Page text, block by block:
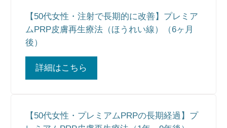
【50代女性・注射で長期的に改善】プレミア
ムPRP皮膚再生療法（ほうれい線）（6ヶ月
後）
詳細はこちら
【50代女性・プレミアムPRPの長期経過】プ